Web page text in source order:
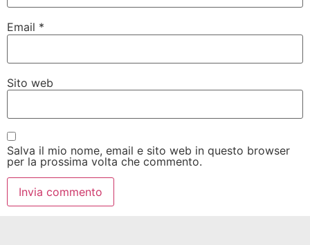
Email *
Sito web
Salva il mio nome, email e sito web in questo browser
per la prossima volta che commento.